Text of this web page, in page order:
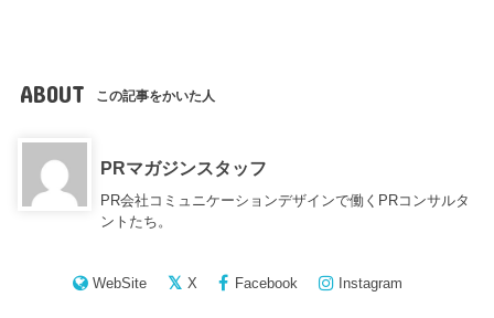
ABOUT この記事をかいた人
PRマガジンスタッフ
PR会社コミュニケーションデザインで働くPRコンサルタ
ントたち。
WebSite X Facebook Instagram